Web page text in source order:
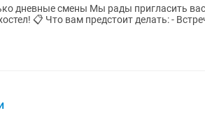
пригласить вас на должность
и влюблять: